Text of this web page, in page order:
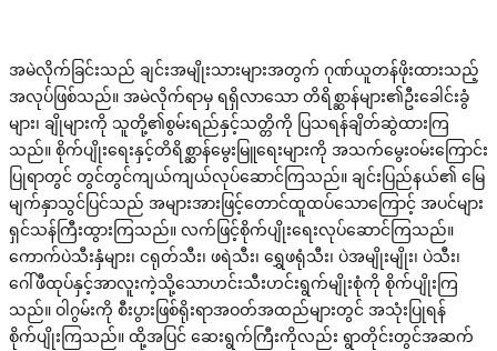
အမဲလိုက်ခြင်းသည် ချင်းအမျိုးသားများအတွက် ဂုဏ်ယူတန်ဖိုးထားသည့်
အလုပ်ဖြစ်သည်။ အမဲလိုက်ရာမှ ရရှိလာသော တိရိစ္ဆာန်များ၏ဦးခေါင်းခွံ
များ၊ ချိုများကို သူတို့၏စွမ်းရည်နှင့်သတ္တိကို ပြသရန်ချိတ်ဆွဲထားကြ
သည်။ စိုက်ပျိုးရေးနှင့်တိရိစ္ဆာန်မွေးမြူရေးများကို အသက်မွေးဝမ်းကြောင်း
ပြုရာတွင် တွင်တွင်ကျယ်ကျယ်လုပ်ဆောင်ကြသည်။ ချင်းပြည်နယ်၏ မြေ
မျက်နှာသွင်ပြင်သည် အများအားဖြင့်တောင်ထူထပ်သောကြောင့် အပင်များ
ရှင်သန်ကြီးထွားကြသည်။ လက်ဖြင့်စိုက်ပျိုးရေးလုပ်ဆောင်ကြသည်။
ကောက်ပဲသီးနှံများ၊ ငရုတ်သီး၊ ဖရဲသီး၊ ရွှေဖရုံသီး၊ ပဲအမျိုးမျိုး၊ ပဲသီး၊
ဂေါ်ဖီထုပ်နှင့်အာလူးကဲ့သို့သောဟင်းသီးဟင်းရွက်မျိုးစုံကို စိုက်ပျိုးကြ
သည်။ ဝါဂွမ်းကို စီးပွားဖြစ်ရိုးရာအဝတ်အထည်များတွင် အသုံးပြုရန်
စိုက်ပျိုးကြသည်။ ထို့အပြင် ဆေးရွက်ကြီးကိုလည်း ရွာတိုင်းတွင်အဆက်